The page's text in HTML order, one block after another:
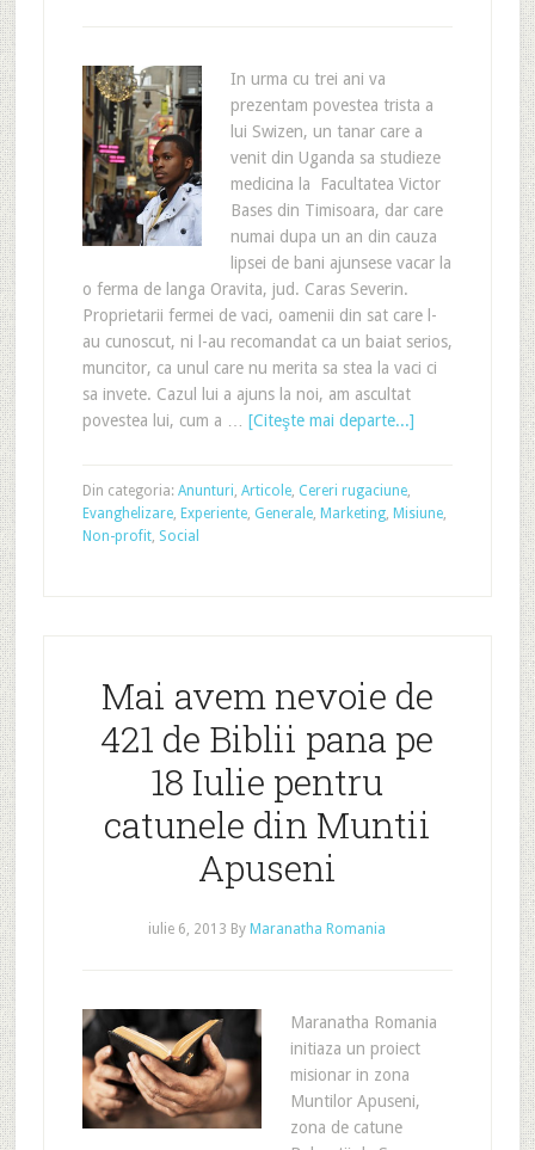
In urma cu trei ani va
prezentam povestea trista a
lui Swizen, un tanar care a
venit din Uganda sa studieze
medicina la Facultatea Victor
Bases din Timisoara, dar care
numai dupa un an din cauza
lipsei de bani ajunsese vacar la
o ferma de langa Oravita, jud. Caras Severin.
Proprietarii fermei de vaci, oamenii din sat care l-
au cunoscut, ni l-au recomandat ca un baiat serios,
muncitor, ca unul care nu merita sa stea la vaci ci
sa invete. Cazul lui a ajuns la noi, am ascultat
povestea lui, cum a … [Citeşte mai departe...]
Din categoria: Anunturi, Articole, Cereri rugaciune,
Evanghelizare, Experiente, Generale, Marketing, Misiune,
Non-profit, Social
Mai avem nevoie de
421 de Biblii pana pe
18 Iulie pentru
catunele din Muntii
Apuseni
iulie 6, 2013 By Maranatha Romania
Maranatha Romania
initiaza un proiect
misionar in zona
Muntilor Apuseni,
zona de catune